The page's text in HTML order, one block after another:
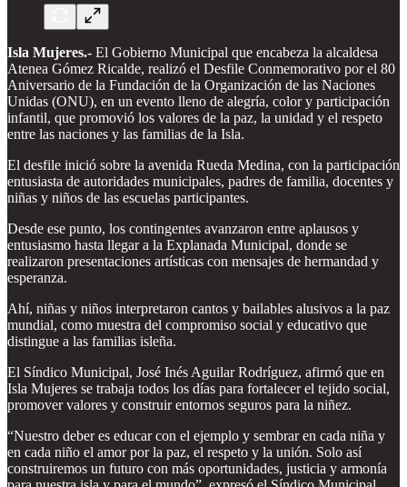
Isla Mujeres.- El Gobierno Municipal que encabeza la alcaldesa
Atenea Gómez Ricalde, realizó el Desfile Conmemorativo por el 80
Aniversario de la Fundación de la Organización de las Naciones
Unidas (ONU), en un evento lleno de alegría, color y participación
infantil, que promovió los valores de la paz, la unidad y el respeto
entre las naciones y las familias de la Isla.
El desfile inició sobre la avenida Rueda Medina, con la participación
entusiasta de autoridades municipales, padres de familia, docentes y
niñas y niños de las escuelas participantes.
Desde ese punto, los contingentes avanzaron entre aplausos y
entusiasmo hasta llegar a la Explanada Municipal, donde se
realizaron presentaciones artísticas con mensajes de hermandad y
esperanza.
Ahí, niñas y niños interpretaron cantos y bailables alusivos a la paz
mundial, como muestra del compromiso social y educativo que
distingue a las familias isleña.
El Síndico Municipal, José Inés Aguilar Rodríguez, afirmó que en
Isla Mujeres se trabaja todos los días para fortalecer el tejido social,
promover valores y construir entornos seguros para la niñez.
“Nuestro deber es educar con el ejemplo y sembrar en cada niña y
en cada niño el amor por la paz, el respeto y la unión. Solo así
construiremos un futuro con más oportunidades, justicia y armonía